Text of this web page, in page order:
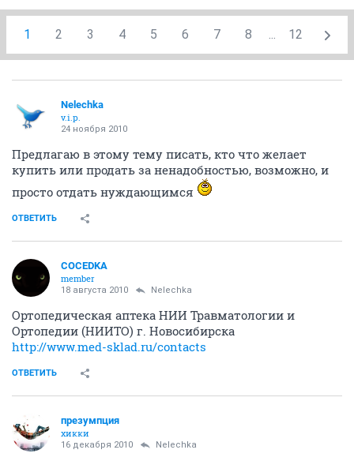
1 2 3 4 5 6 7 8 ... 12
Nelechka
v.i.p.
24 ноября 2010
Предлагаю в этому тему писать, кто что желает
купить или продать за ненадобностью, возможно, и
просто отдать нуждающимся
ОТВЕТИТЬ
COCEDKA
member
18 августа 2010 Nelechka
Ортопедическая аптека НИИ Травматологии и
Ортопедии (НИИТО) г. Новосибирска
http://www.med-sklad.ru/contacts
ОТВЕТИТЬ
презумпция
хикки
16 декабря 2010 Nelechka